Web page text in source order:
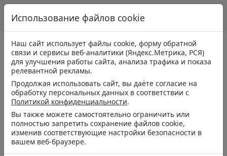
Использование файлов cookie
Наш сайт использует файлы cookie, форму обратной
связи и сервисы веб-аналитики (Яндекс.Метрика, РСЯ)
для улучшения работы сайта, анализа трафика и показа
релевантной рекламы.
Продолжая использовать сайт, вы даёте согласие на
обработку персональных данных в соответствии с
Политикой конфиденциальности.
Вы также можете самостоятельно ограничить или
полностью запретить сохранение файлов cookie,
изменив соответствующие настройки безопасности в
вашем веб-браузере.